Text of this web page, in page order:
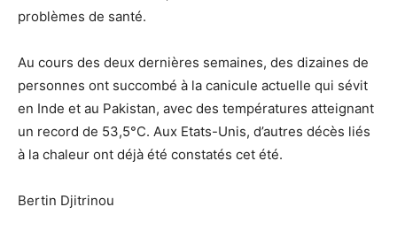
problèmes de santé.
Au cours des deux dernières semaines, des dizaines de
personnes ont succombé à la canicule actuelle qui sévit
en Inde et au Pakistan, avec des températures atteignant
un record de 53,5°C. Aux Etats-Unis, d’autres décès liés
à la chaleur ont déjà été constatés cet été.
Bertin Djitrinou